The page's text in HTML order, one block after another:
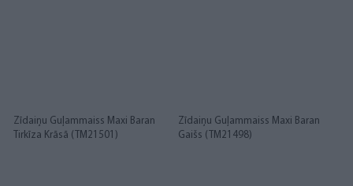
Zīdaiņu Guļammaiss Maxi Baran
Tirkīza Krāsā (TM21501)
Zīdaiņu Guļammaiss Maxi Baran
Gaišs (TM21498)